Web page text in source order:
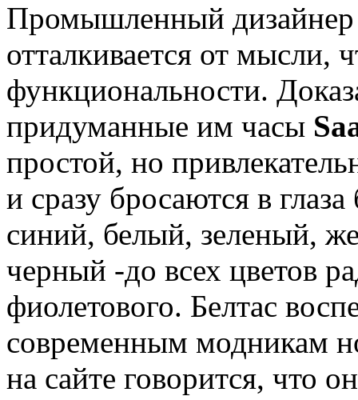
Промышленный
отталкивается от мысли,
функциональности.
придуманные им часы
простой, но
и сразу бросаются в
синий, белый, зеленый,
черный -до всех цветов
фиолетового. Белтас
современным модникам
на сайте говорится, что